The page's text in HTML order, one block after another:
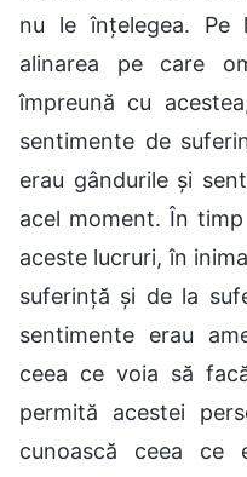
nu le înțelegea. Pe
alinarea pe care
împreună cu
sentimente de
erau gândurile și
acel moment. În
aceste lucruri, în
suferință și de la
sentimente erau
ceea ce voia să
permită acestei
cunoască ceea